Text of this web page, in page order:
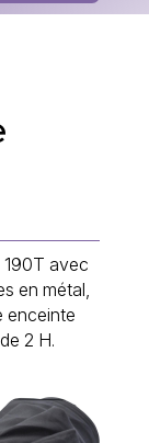
190T avec
en métal,
enceinte
2 H.